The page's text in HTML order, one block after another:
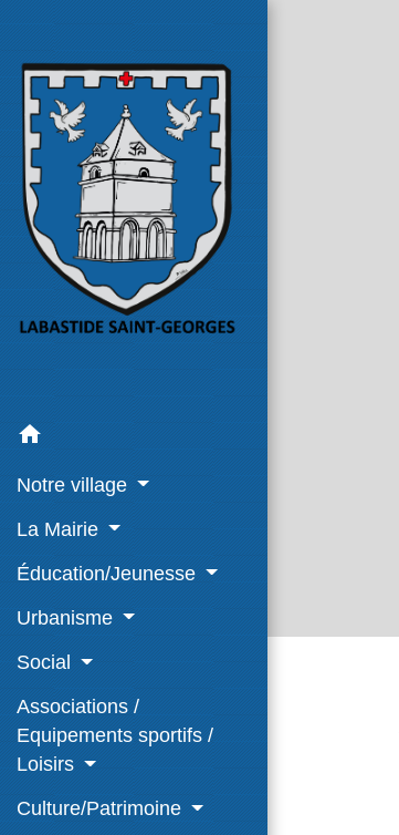
home
Notre village
La Mairie
Éducation/Jeunesse
Urbanisme
Social
Associations /
Equipements sportifs /
Loisirs
Culture/Patrimoine